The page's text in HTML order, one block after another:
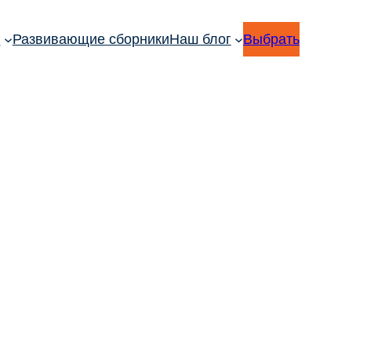
Развивающие сборникиНаш блог Выбрать